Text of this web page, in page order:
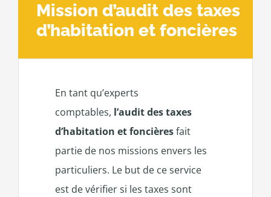
Mission d’audit des taxes
d’habitation et foncières
En tant qu’experts
comptables, l’audit des taxes
d’habitation et foncièresfait
partie de nos missions envers les
particuliers. Le but de ce service
est de vérifier si les taxes sont